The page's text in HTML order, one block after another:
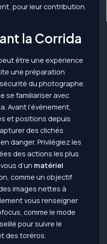
pour leur contribution.
la Corrida
être une expérience
une préparation
du photographe.
se familiariser avec
Avant l’événement,
et positions depuis
des clichés
danger. Privilégiez les
des actions les plus
d’un matériel
comme un objectif
images nettes à
vous renseigner
comme le mode
pour suivre le
des toréros.